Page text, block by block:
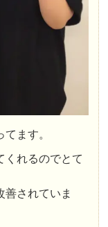
ます。
くれるのでとて
善されていま